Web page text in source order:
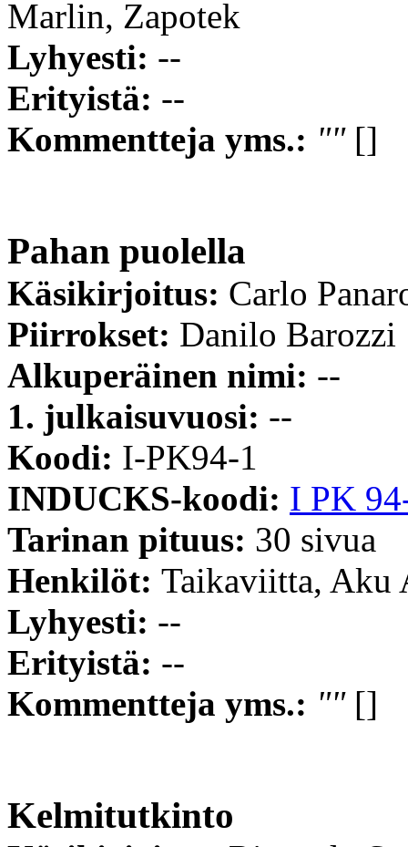
Marlin, Zapotek
Lyhyesti: --
Erityistä: --
Kommentteja yms.: ""[]
Pahan puolella
Käsikirjoitus: Carlo
Piirrokset: Danilo Barozzi
Alkuperäinen nimi: --
1. julkaisuvuosi: --
Koodi: I-PK94-1
INDUCKS-koodi: I PK
Tarinan pituus: 30 sivua
Henkilöt: Taikaviitta, Aku
Lyhyesti: --
Erityistä: --
Kommentteja yms.: ""[]
Kelmitutkinto